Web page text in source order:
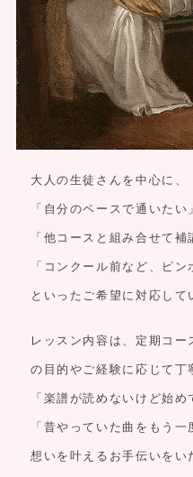
大人の生徒さんを中心に、
「自分のペースで通いたい
「他コースと組み合せて補
「コンクール前など、ピン
といったご希望に対応して
レッスン内容は、定期コー
の目的やご経験に応じて丁
「楽譜が読めないけど始め
「昔やっていた曲をもう
想いを叶えるお手伝いをい